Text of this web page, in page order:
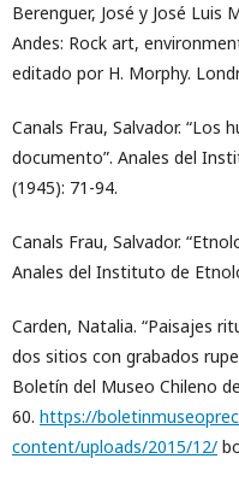
Berenguer, José y José Luis
Andes: Rock art,
editado por H. Morphy.
Canals Frau, Salvador. “Los
documento”. Anales del
(1945): 71-94.
Canals Frau, Salvador.
Anales del Instituto de
Carden, Natalia. “Paisajes
dos sitios con grabados
Boletín del Museo Chileno
60. https://
content/uploads/2015/12/